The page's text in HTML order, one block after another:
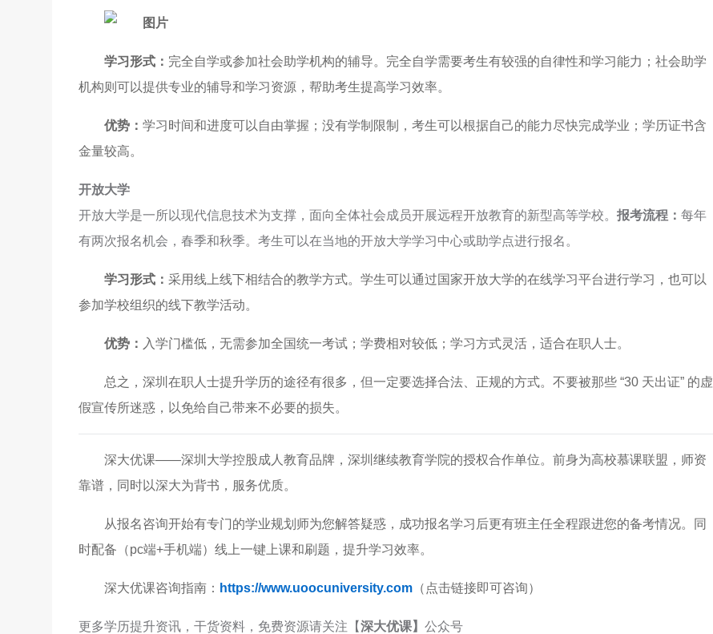
学习形式： 完全自学或参加社会助学机构的辅导。完全自学需要考生有较强的自律性和学习能力；社会助学
机构则可以提供专业的辅导和学习资源，帮助考生提高学习效率。
优势： 学习时间和进度可以自由掌握；没有学制限制，考生可以根据自己的能力尽快完成学业；学历证书含
金量较高。
开放大学
开放大学是一所以现代信息技术为支撑，面向全体社会成员开展远程开放教育的新型高等学校。 报考流程： 每年
有两次报名机会，春季和秋季。考生可以在当地的开放大学学习中心或助学点进行报名。
学习形式： 采用线上线下相结合的教学方式。学生可以通过国家开放大学的在线学习平台进行学习，也可以
参加学校组织的线下教学活动。
优势： 入学门槛低，无需参加全国统一考试；学费相对较低；学习方式灵活，适合在职人士。
总之，深圳在职人士提升学历的途径有很多，但一定要选择合法、正规的方式。不要被那些 “30 天出证” 的虚
假宣传所迷惑，以免给自己带来不必要的损失。
深大优课——深圳大学控股成人教育品牌，深圳继续教育学院的授权合作单位。前身为高校慕课联盟，师资
靠谱，同时以深大为背书，服务优质。
从报名咨询开始有专门的学业规划师为您解答疑惑，成功报名学习后更有班主任全程跟进您的备考情况。同
时配备（pc端+手机端）线上一键上课和刷题，提升学习效率。
深大优课咨询指南： https://www.uoocuniversity.com （点击链接即可咨询）
更多学历提升资讯，干货资料，免费资源请关注【深大优课】 公众号